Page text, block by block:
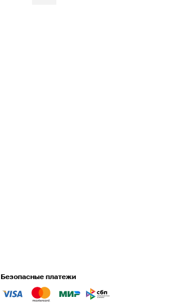
Безопасные платежи